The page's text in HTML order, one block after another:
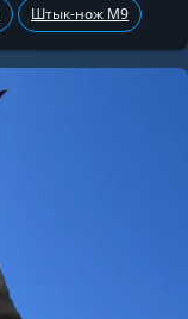
Штык-нож М9